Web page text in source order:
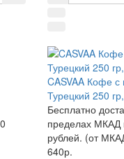
CASVAA Кофе
Турецкий 250
Бесплатно
пределах МКАД
рублей. (от
640р.